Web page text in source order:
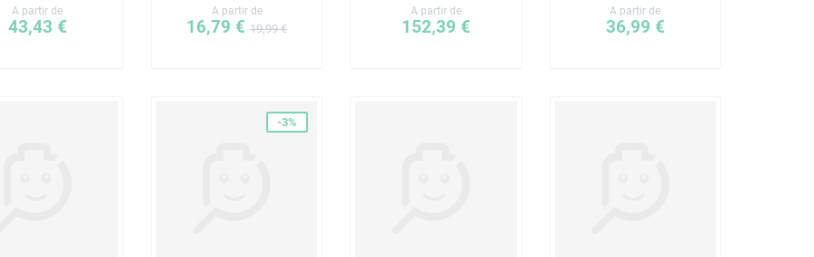
A partir de
43,43 €
A partir de
16,79 €19,99 €
A partir de
152,39 €
A partir de
36,99 €
-3%